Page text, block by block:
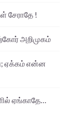
சேராதே !
அறிமுகம்
ஏக்கம் என்ன
ஏங்காதே…